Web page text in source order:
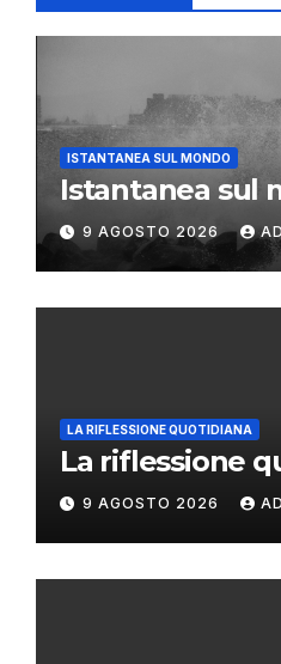
ISTANTANEA SUL MONDO
Istantanea sul
9 AGOSTO 2026
LA RIFLESSIONE QUOTIDIANA
La riflessione
9 AGOSTO 2026